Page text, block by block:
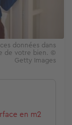
données dans
de votre bien. ©
Getty Images
en m2